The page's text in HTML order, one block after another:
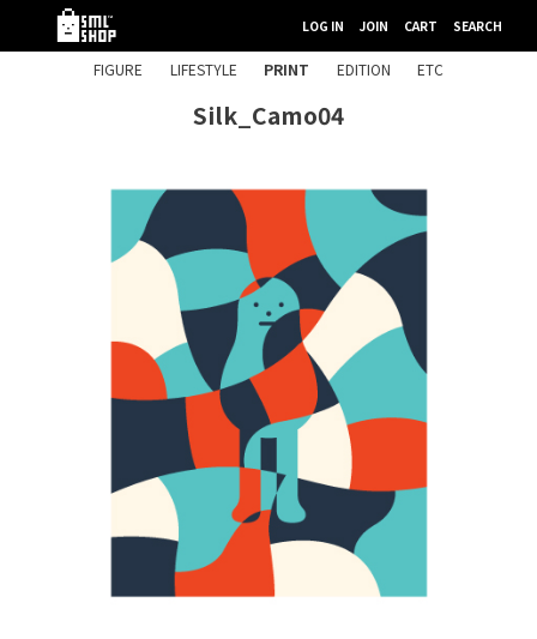
LOG IN JOIN CART SEARCH
FIGURE LIFESTYLE PRINT EDITION ETC
Silk_Camo04